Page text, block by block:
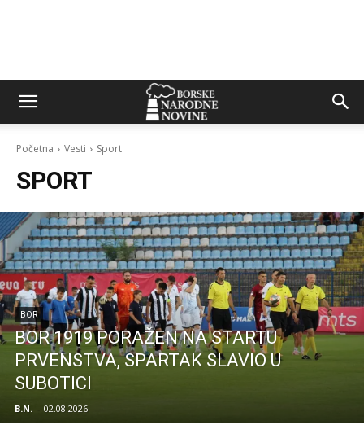
Početna Vesti Sport
SPORT
BOR
BOR 1919 PORAŽEN NA STARTU
PRVENSTVA, SPARTAK SLAVIO U
SUBOTICI
B.N. - 02.08.2026